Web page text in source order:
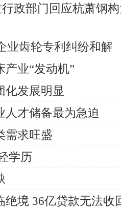
政部门回应杭萧钢
业齿轮专利纠纷和解
产业“发动机”
化发展明显
人才储备最为急迫
需求旺盛
学历
绝境 36亿贷款无法收